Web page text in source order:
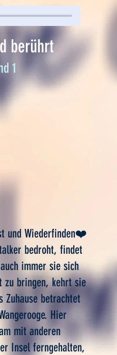
berührt
1
und Wiederfinden❤️
bedroht, findet
immer sie sich
zu bringen, kehrt sie
betrachtet
Hier
mit anderen
Insel ferngehalten,